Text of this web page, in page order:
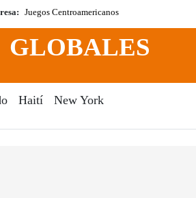
Juegos Centroamericanos
GLOBALES
Haití New York